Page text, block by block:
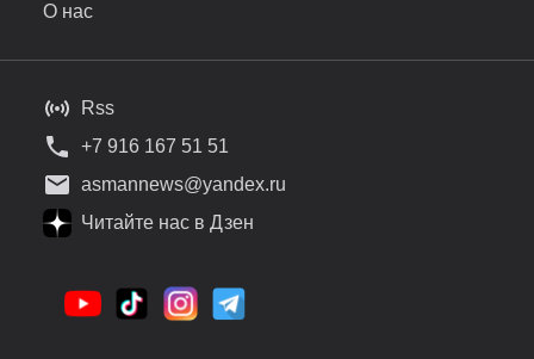
О нас
Rss
+7 916 167 51 51
asmannews@yandex.ru
Читайте нас в Дзен